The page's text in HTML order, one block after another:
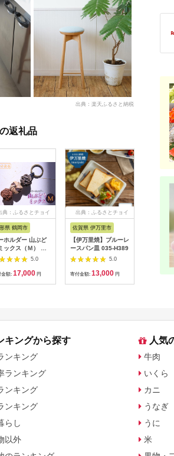
出典：楽天ふるさと納税
返礼品
典：ふるさとチョイ
県 鶴岡市
ホルダー 山ぶど
ックス（Ｍ） 山
鶴岡市 アトリエ
る | 山葡萄 雑貨
ホルダー ギフト
5.0
金額: 17,000 円
出典：ふるさとチョイ
佐賀県 伊万里市
【伊万里焼】ブルーレ
ースパン皿 035-H389
5.0
寄付金額: 13,000 円
出典：
沖縄県
【ふる
縄の海
顆粒（
寄付金額:
キングから探す
ンキング
ランキング
ンキング
ンキング
らし
以外
人気
牛肉
いくら
カニ
うなぎ
うに
米